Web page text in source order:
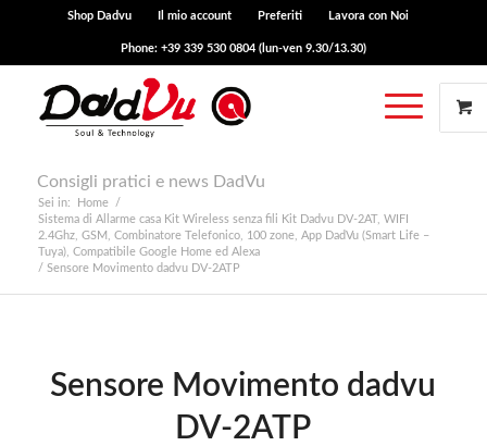
Shop Dadvu Il mio account Preferiti Lavora con Noi
Phone: +39 339 530 0804 (lun-ven 9.30/13.30)
Consigli pratici e news DadVu
Sei in: Home
/
Sistema di Allarme casa Kit Wireless senza fili Kit Dadvu DV-2AT, WIFI
2.4Ghz, GSM, Combinatore Telefonico, 100 zone, App DadVu (Smart Life –
Tuya), Compatibile Google Home ed Alexa
/ Sensore Movimento dadvu DV-2ATP
Sensore Movimento dadvu
DV-2ATP